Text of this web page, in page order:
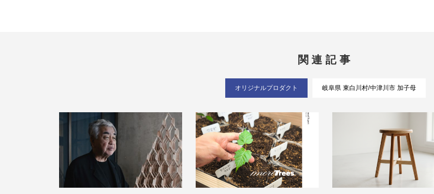
関連記事
オリジナルプロダクト 岐阜県 東白川村/中津川市 加子母